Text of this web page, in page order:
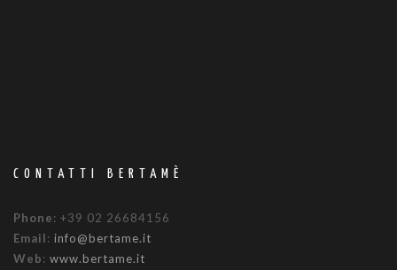
CONTATTI BERTAMÈ
Phone: +39 02 26684156
Email: info@bertame.it
Web: www.bertame.it